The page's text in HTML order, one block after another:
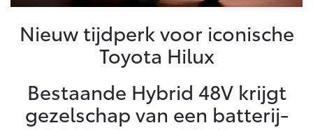
Contact en Route
Vacatures
Klantbeoordelingen
Klachtenprocedure
Sponsorbeleid
Vanaf € 23.750,- Vanaf € 27.195,-
Service & Onderhoud
Diensten
Nieuw tijdperk voor iconische
Toyota Hilux
Bestaande Hybrid 48V krijgt
gezelschap van een batterij-